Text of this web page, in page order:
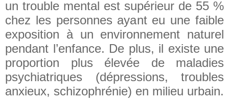
un trouble mental est supérieur de 55 %
chez les personnes ayant eu une faible
exposition à un environnement naturel
pendant l’enfance. De plus, il existe une
proportion plus élevée de maladies
psychiatriques (dépressions, troubles
anxieux, schizophrénie) en milieu urbain.